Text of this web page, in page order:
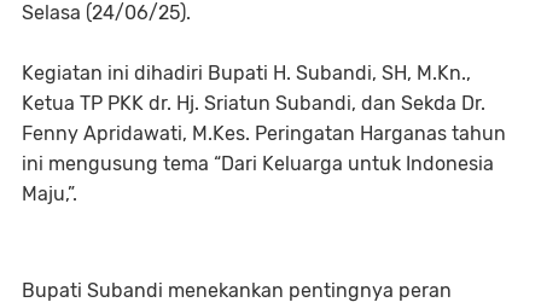
Selasa (24/06/25).
Kegiatan ini dihadiri Bupati H. Subandi, SH, M.Kn.,
Ketua TP PKK dr. Hj. Sriatun Subandi, dan Sekda Dr.
Fenny Apridawati, M.Kes. Peringatan Harganas tahun
ini mengusung tema “Dari Keluarga untuk Indonesia
Maju,”.
Bupati Subandi menekankan pentingnya peran